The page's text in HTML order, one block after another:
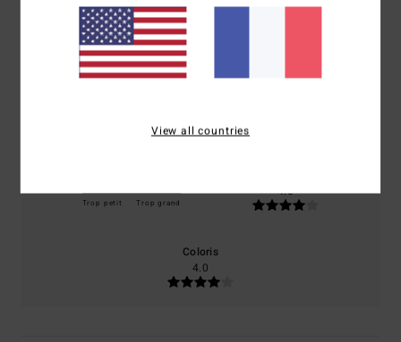
basé sur1 avis vérifiés
100% de nos clients recommandent ce produit
Trop petit Trop grand
4.0
Coloris
4.0
View all countries